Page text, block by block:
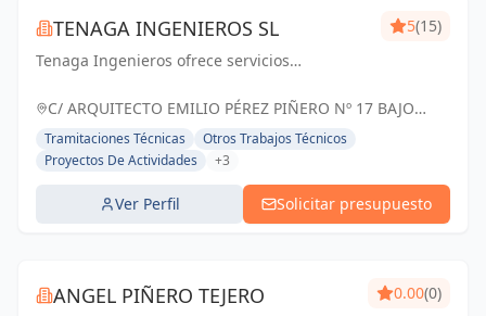
TENAGA INGENIEROS SL
Tenaga Ingenieros ofrece servicios
mejorar la eficiencia energética y reducir
hasta g...
5(15)
C/ ARQUITECTO EMILIO PÉREZ PIÑERO Nº 17 BAJO
MURCIA, España
Tramitaciones Técnicas
Otros Trabajos Técnicos
Proyectos De Actividades
+3
Ver Perfil Solicitar presupuesto
ANGEL PIÑERO TEJERO 0.00(0)